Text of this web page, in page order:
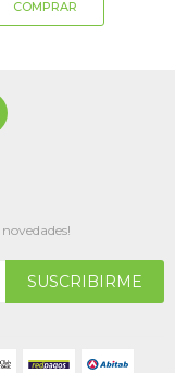
SUSCRIBIRME